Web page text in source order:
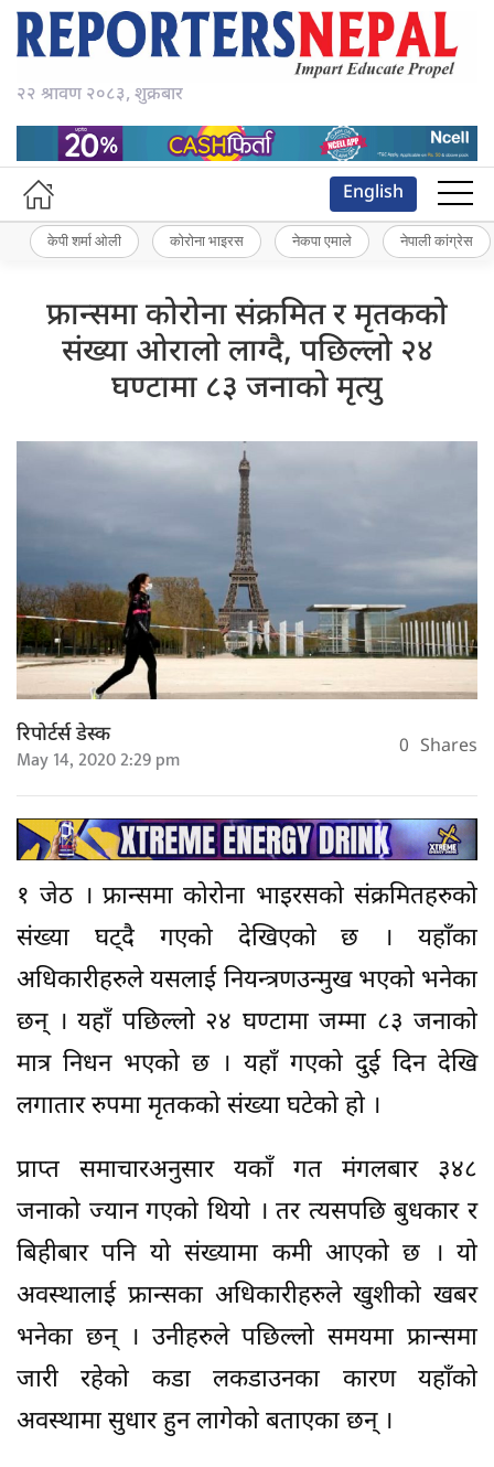
२२ श्रावण २०८३, शुक्रबार
English
केपी शर्मा ओली कोरोना भाइरस नेकपा एमाले नेपाली कांग्रेस
फ्रान्समा कोरोना संक्रमित र मृतकको
संख्या ओरालो लाग्दै, पछिल्लो २४
घण्टामा ८३ जनाको मृत्यु
रिपोर्टर्स डेस्क
May 14, 2020 2:29 pm 0 Shares
१ जेठ । फ्रान्समा कोरोना भाइरसको संक्रमितहरुको
संख्या घट्दै गएको देखिएको छ । यहाँका
अधिकारीहरुले यसलाई नियन्त्रणउन्मुख भएको भनेका
छन् । यहाँ पछिल्लो २४ घण्टामा जम्मा ८३ जनाको
मात्र निधन भएको छ । यहाँ गएको दुई दिन देखि
लगातार रुपमा मृतकको संख्या घटेको हो ।
प्राप्त समाचारअनुसार यकाँ गत मंगलबार ३४८
जनाको ज्यान गएको थियो । तर त्यसपछि बुधकार र
बिहीबार पनि यो संख्यामा कमी आएको छ । यो
अवस्थालाई फ्रान्सका अधिकारीहरुले खुशीको खबर
भनेका छन् । उनीहरुले पछिल्लो समयमा फ्रान्समा
जारी रहेको कडा लकडाउनका कारण यहाँको
अवस्थामा सुधार हुन लागेको बताएका छन् ।